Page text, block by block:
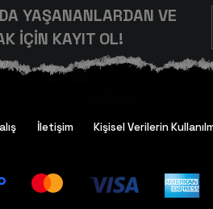
YAŞANANLARDAN VE
İÇİN KAYIT OL!
İletişim Kişisel Verilerin